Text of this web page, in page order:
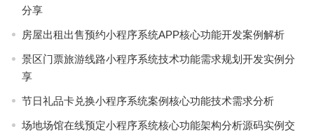
分享
房屋出租出售预约小程序系统APP核心功能开发案例解析
景区门票旅游线路小程序系统技术功能需求规划开发实例分
享
节日礼品卡兑换小程序系统案例核心功能技术需求分析
场地场馆在线预定小程序系统核心功能架构分析源码实例交